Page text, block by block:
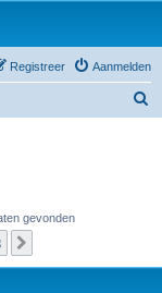
Aanmelden
Registreer
gevonden